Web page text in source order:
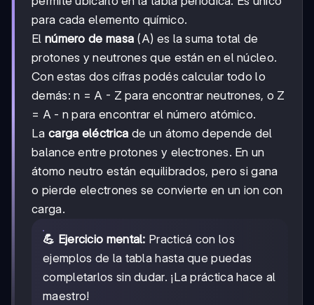
para cada elemento químico.
El número de masa (A) es la suma total de
protones y neutrones que están en el núcleo.
Con estas dos cifras podés calcular todo lo
demás: n = A - Z para encontrar neutrones, o Z
= A - n para encontrar el número atómico.
La carga eléctrica de un átomo depende del
balance entre protones y electrones. En un
átomo neutro están equilibrados, pero si gana
o pierde electrones se convierte en un ion con
carga.
💪 Ejercicio mental: Practicá con los
ejemplos de la tabla hasta que puedas
completarlos sin dudar. ¡La práctica hace al
maestro!